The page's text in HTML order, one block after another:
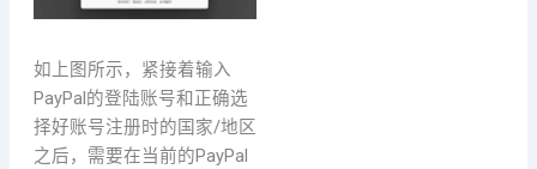
如上图所示，紧接着输入
PayPal的登陆账号和正确选
择好账号注册时的国家/地区
之后，需要在当前的PayPal